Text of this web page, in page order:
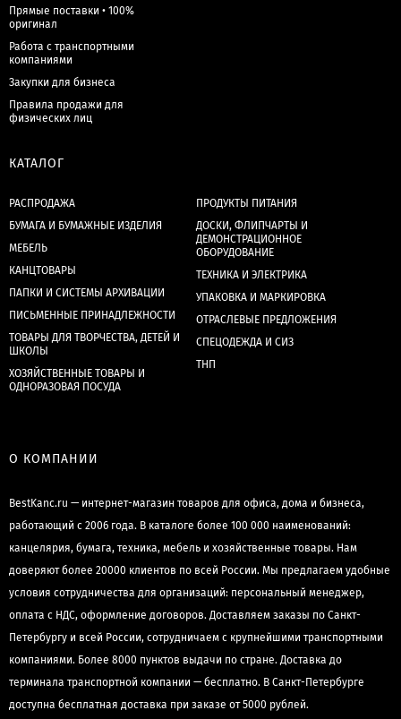
Прямые поставки • 100%
оригинал
Работа с транспортными
компаниями
Закупки для бизнеса
Правила продажи для
физических лиц
КАТАЛОГ
РАСПРОДАЖА
БУМАГА И БУМАЖНЫЕ ИЗДЕЛИЯ
МЕБЕЛЬ
КАНЦТОВАРЫ
ПАПКИ И СИСТЕМЫ АРХИВАЦИИ
ПИСЬМЕННЫЕ ПРИНАДЛЕЖНОСТИ
ТОВАРЫ ДЛЯ ТВОРЧЕСТВА, ДЕТЕЙ И
ШКОЛЫ
ХОЗЯЙСТВЕННЫЕ ТОВАРЫ И
ОДНОРАЗОВАЯ ПОСУДА
ПРОДУКТЫ ПИТАНИЯ
ДОСКИ, ФЛИПЧАРТЫ И
ДЕМОНСТРАЦИОННОЕ
ОБОРУДОВАНИЕ
ТЕХНИКА И ЭЛЕКТРИКА
УПАКОВКА И МАРКИРОВКА
ОТРАСЛЕВЫЕ ПРЕДЛОЖЕНИЯ
СПЕЦОДЕЖДА И СИЗ
ТНП
О КОМПАНИИ
BestKanc.ru — интернет-магазин товаров для офиса, дома и бизнеса,
работающий с 2006 года. В каталоге более 100 000 наименований:
канцелярия, бумага, техника, мебель и хозяйственные товары. Нам
доверяют более 20000 клиентов по всей России. Мы предлагаем удобные
условия сотрудничества для организаций: персональный менеджер,
оплата с НДС, оформление договоров. Доставляем заказы по Санкт-
Петербургу и всей России, сотрудничаем с крупнейшими транспортными
компаниями. Более 8000 пунктов выдачи по стране. Доставка до
терминала транспортной компании — бесплатно. В Санкт-Петербурге
доступна бесплатная доставка при заказе от 5000 рублей.